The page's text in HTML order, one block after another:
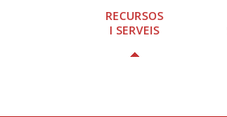
RECURSOS
I SERVEIS